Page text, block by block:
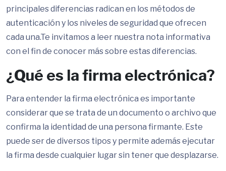
principales diferencias radican en los métodos de
autenticación y los niveles de seguridad que ofrecen
cada una.Te invitamos a leer nuestra nota informativa
con el fin de conocer más sobre estas diferencias.
¿Qué es la firma electrónica?
Para entender la firma electrónica es importante
considerar que se trata de un documento o archivo que
confirma la identidad de una persona firmante. Este
puede ser de diversos tipos y permite además ejecutar
la firma desde cualquier lugar sin tener que desplazarse.